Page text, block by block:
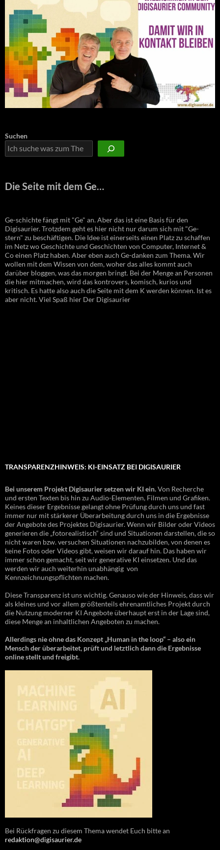
Suchen
Die Seite mit dem Ge…
Ge-schichte fängt mit "Ge" an. Aber das ist eine Basis für den
Digisaurier. Trotzdem geht es hier nicht nur darum sich mit "Ge-
stern" zu beschäftigen. Die Idee ist einerseits einen Platz zu schaffen
im Netz wo Geschichte und Geschichten von Computer, Internet &
Co einen Platz haben. Aber eben auch Ge-danken zum Thema. Wir
wollen mit dem Wissen von dem, woher das alles kommt auch
darüber bloggen, was das morgen bringt. Bei der Menge an Personen
die hier mitmachen, wird das kontrovers, komisch, kurios und
kritisch. Es hatte also auch die Seite mit dem K werden können. Ist es
aber nicht. Viel Spaß hier Der Digisaurier
TRANSPARENZHINWEIS: KI-EINSATZ BEI DIGISAURIER
Bei unserem Projekt Digisaurier setzen wir KI ein.Von Recherche
und ersten Texten bis hin zu Audio-Elementen, Filmen und Grafiken.
Keines dieser Ergebnisse gelangt ohne Prüfung durch uns und fast
immer nur mit stärkerer Überarbeitung durch uns in die Ergebnisse
der Angebote des Projektes Digisaurier. Wenn wir Bilder oder Videos
generieren die „fotorealistisch“ sind und Situationen darstellen, die so
nicht waren bzw. versuchen Situationen nachzubilden, von denen es
keine Fotos oder Videos gibt, weisen wir darauf hin. Das haben wir
immer schon gemacht, seit wir generative KI einsetzen. Und das
werden wir auch weiterhin unabhängig von
Kennzeichnungspflichten machen.
Diese Transparenz ist uns wichtig. Genauso wie der Hinweis, dass wir
als kleines und vor allem größtenteils ehrenamtliches Projekt durch
die Nutzung moderner KI Angebote überhaupt erst in der Lage sind,
diese Menge an inhaltlichen Angeboten zu machen.
Allerdings nie ohne das Konzept „Human in the loop“ – also ein
Mensch der überarbeitet, prüft und letztlich dann die Ergebnisse
online stellt und freigibt.
Bei Rückfragen zu diesem Thema wendet Euch bitte an
redaktion@digisaurier.de